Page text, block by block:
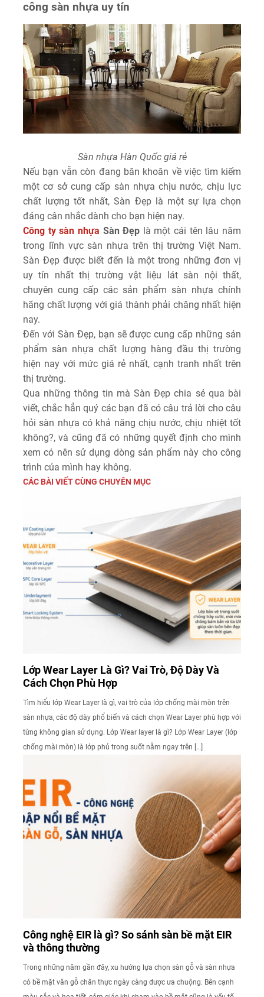
công sàn nhựa uy tín
Sàn nhựa Hàn Quốc giá rẻ
Nếu bạn vẫn còn đang băn khoăn về việc tìm kiếm
một cơ sở cung cấp sàn nhựa chịu nước, chịu lực
chất lượng tốt nhất, Sàn Đẹp là một sự lựa chọn
đáng cân nhắc dành cho bạn hiện nay.
Công ty sàn nhựa Sàn Đẹp là một cái tên lâu năm
trong lĩnh vực sàn nhựa trên thị trường Việt Nam.
Sàn Đẹp được biết đến là một trong những đơn vị
uy tín nhất thị trường vật liệu lát sàn nội thất,
chuyên cung cấp các sản phẩm sàn nhựa chính
hãng chất lượng với giá thành phải chăng nhất hiện
nay.
Đến với Sàn Đẹp, bạn sẽ được cung cấp những sản
phẩm sàn nhựa chất lượng hàng đầu thị trường
hiện nay với mức giá rẻ nhất, cạnh tranh nhất trên
thị trường.
Qua những thông tin mà Sàn Đẹp chia sẻ qua bài
viết, chắc hẳn quý các bạn đã có câu trả lời cho câu
hỏi sàn nhựa có khả năng chịu nước, chịu nhiệt tốt
không?, và cũng đã có những quyết định cho mình
xem có nên sử dụng dòng sản phẩm này cho công
trình của mình hay không.
CÁC BÀI VIẾT CÙNG CHUYÊN MỤC
Lớp Wear Layer Là Gì? Vai Trò, Độ Dày Và
Cách Chọn Phù Hợp
Tìm hiểu lớp Wear Layer là gì, vai trò của lớp chống mài mòn trên
sàn nhựa, các độ dày phổ biến và cách chọn Wear Layer phù hợp với
từng không gian sử dụng. Lớp Wear layer là gì? Lớp Wear Layer (lớp
chống mài mòn) là lớp phủ trong suốt nằm ngay trên […]
Công nghệ EIR là gì? So sánh sàn bề mặt EIR
và thông thường
Trong những năm gần đây, xu hướng lựa chọn sàn gỗ và sàn nhựa
có bề mặt vân gỗ chân thực ngày càng được ưa chuộng. Bên cạnh